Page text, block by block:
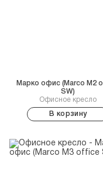
Офисное кресло
Марко офис (Marco M2
SW)
В корзину